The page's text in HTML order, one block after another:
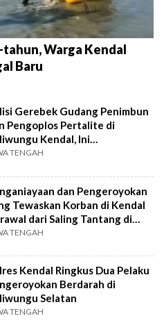
Warga Kendal
Baru
Gerebek Gudang Penimbun
Pengoplos Pertalite di
Kendal, Ini
TENGAH
dan Pengeroyokan
Tewaskan Korban di Kendal
dari Saling Tantang di
TENGAH
Kendal Ringkus Dua Pelaku
Berdarah di
Selatan
TENGAH